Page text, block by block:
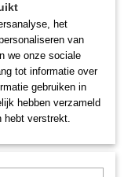
2026 is een…
het
van
we onze sociale
tot informatie over
gebruiken in
hebben verzameld
hebt verstrekt.